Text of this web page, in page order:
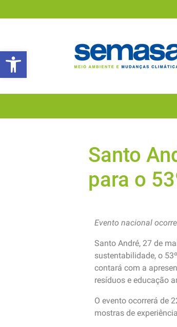
Abrir a barra de ferramentas
Santo
para o
Evento nacional
Santo André, 27 de
sustentabilidade, o
contará com a
resíduos e educação
O evento ocorrerá de
mostras de